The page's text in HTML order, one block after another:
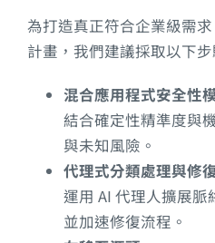
為打造真正符合企業級需
計畫，我們建議採取以下步
混合應用程式安全性
結合確定性精準度與
與未知風險。
代理式分類處理與修
運用 AI 代理人擴展脈
並加速修復流程。